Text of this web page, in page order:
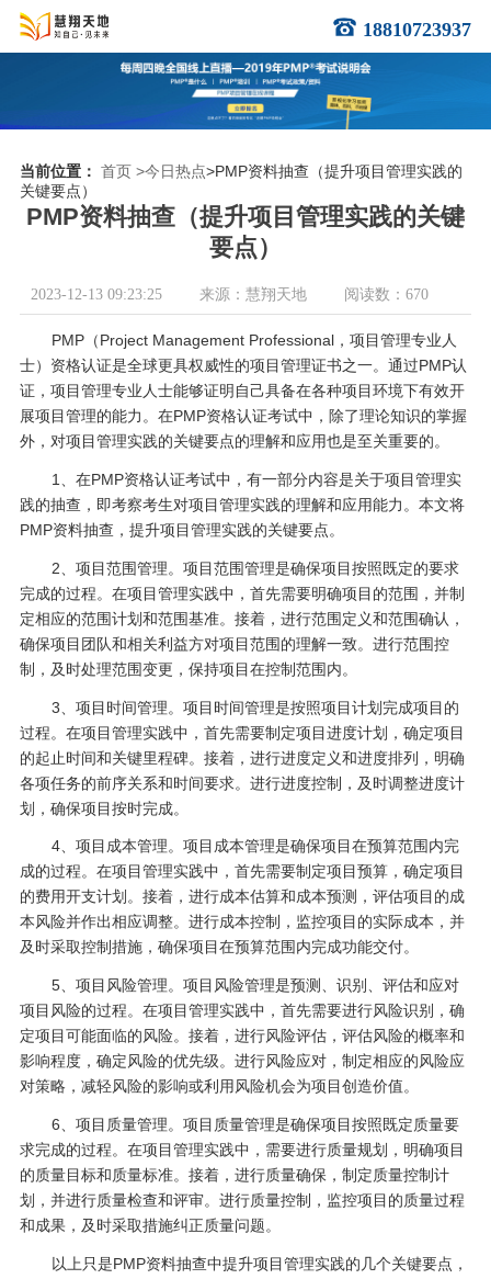
18810723937
当前位置： 首页 >今日热点>PMP资料抽查（提升项目管理实践的
关键要点）
PMP资料抽查（提升项目管理实践的关键
要点）
2023-12-13 09:23:25 来源：慧翔天地 阅读数：670
PMP（Project Management Professional，项目管理专业人
士）资格认证是全球更具权威性的项目管理证书之一。通过PMP认
证，项目管理专业人士能够证明自己具备在各种项目环境下有效开
展项目管理的能力。在PMP资格认证考试中，除了理论知识的掌握
外，对项目管理实践的关键要点的理解和应用也是至关重要的。
1、在PMP资格认证考试中，有一部分内容是关于项目管理实
践的抽查，即考察考生对项目管理实践的理解和应用能力。本文将
PMP资料抽查，提升项目管理实践的关键要点。
2、项目范围管理。项目范围管理是确保项目按照既定的要求
完成的过程。在项目管理实践中，首先需要明确项目的范围，并制
定相应的范围计划和范围基准。接着，进行范围定义和范围确认，
确保项目团队和相关利益方对项目范围的理解一致。进行范围控
制，及时处理范围变更，保持项目在控制范围内。
3、项目时间管理。项目时间管理是按照项目计划完成项目的
过程。在项目管理实践中，首先需要制定项目进度计划，确定项目
的起止时间和关键里程碑。接着，进行进度定义和进度排列，明确
各项任务的前序关系和时间要求。进行进度控制，及时调整进度计
划，确保项目按时完成。
4、项目成本管理。项目成本管理是确保项目在预算范围内完
成的过程。在项目管理实践中，首先需要制定项目预算，确定项目
的费用开支计划。接着，进行成本估算和成本预测，评估项目的成
本风险并作出相应调整。进行成本控制，监控项目的实际成本，并
及时采取控制措施，确保项目在预算范围内完成功能交付。
5、项目风险管理。项目风险管理是预测、识别、评估和应对
项目风险的过程。在项目管理实践中，首先需要进行风险识别，确
定项目可能面临的风险。接着，进行风险评估，评估风险的概率和
影响程度，确定风险的优先级。进行风险应对，制定相应的风险应
对策略，减轻风险的影响或利用风险机会为项目创造价值。
6、项目质量管理。项目质量管理是确保项目按照既定质量要
求完成的过程。在项目管理实践中，需要进行质量规划，明确项目
的质量目标和质量标准。接着，进行质量确保，制定质量控制计
划，并进行质量检查和评审。进行质量控制，监控项目的质量过程
和成果，及时采取措施纠正质量问题。
以上只是PMP资料抽查中提升项目管理实践的几个关键要点，